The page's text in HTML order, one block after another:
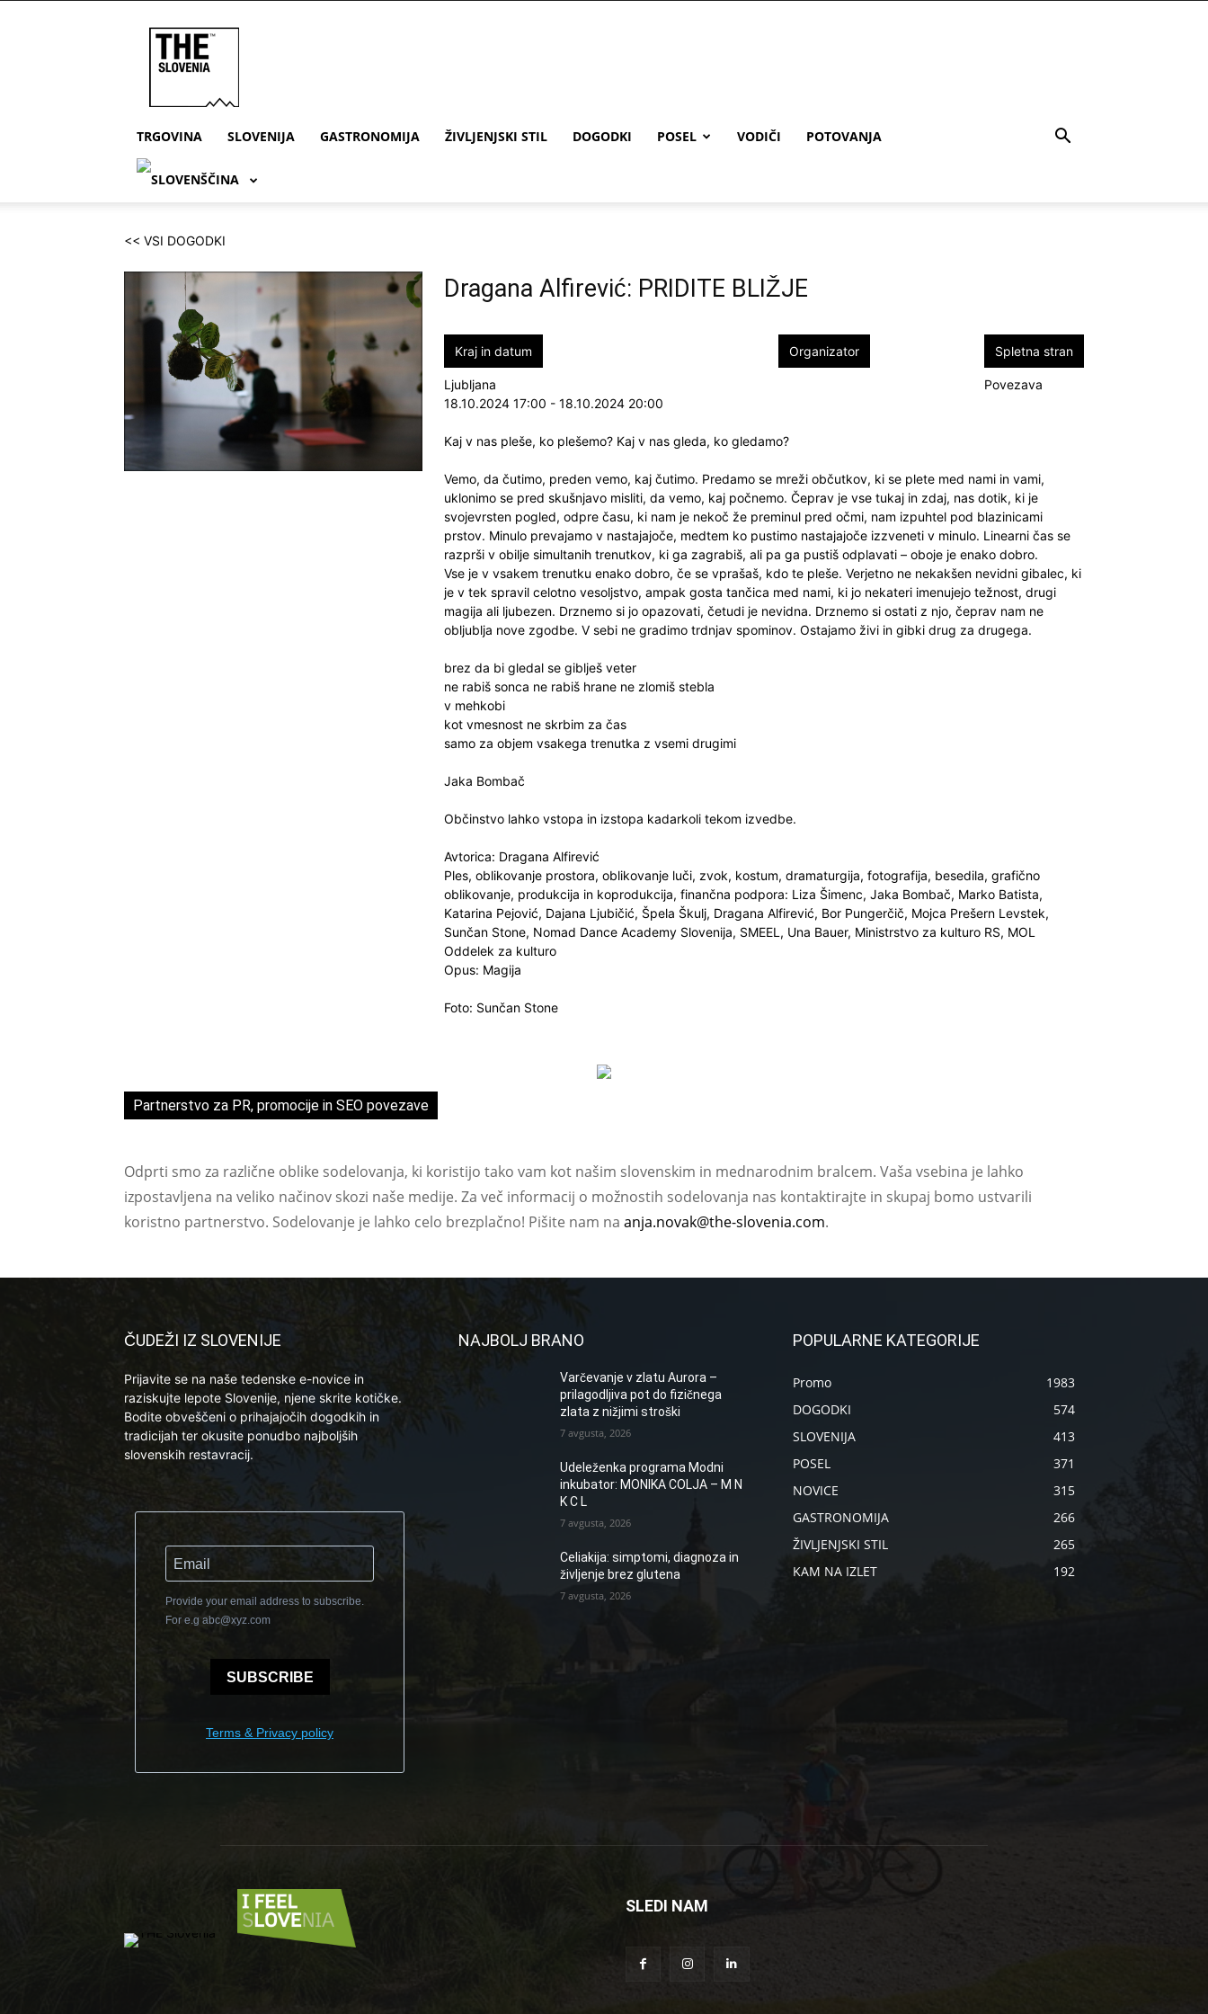
TRGOVINA SLOVENIJA GASTRONOMIJA ŽIVLJENJSKI STIL DOGODKI POSEL VODIČI POTOVANJA
<< VSI DOGODKI
Dragana Alfirević: PRIDITE BLIŽJE
Kraj in datum
Ljubljana
18.10.2024 17:00 - 18.10.2024 20:00
Organizator Spletna stran
Povezava
Kaj v nas pleše, ko plešemo? Kaj v nas gleda, ko gledamo?
Vemo, da čutimo, preden vemo, kaj čutimo. Predamo se mreži občutkov, ki se plete med nami in vami,
uklonimo se pred skušnjavo misliti, da vemo, kaj počnemo. Čeprav je vse tukaj in zdaj, nas dotik, ki je
svojevrsten pogled, odpre času, ki nam je nekoč že preminul pred očmi, nam izpuhtel pod blazinicami
prstov. Minulo prevajamo v nastajajoče, medtem ko pustimo nastajajoče izzveneti v minulo. Linearni čas se
razprši v obilje simultanih trenutkov, ki ga zagrabiš, ali pa ga pustiš odplavati – oboje je enako dobro.
Vse je v vsakem trenutku enako dobro, če se vprašaš, kdo te pleše. Verjetno ne nekakšen nevidni gibalec, ki
je v tek spravil celotno vesoljstvo, ampak gosta tančica med nami, ki jo nekateri imenujejo težnost, drugi
magija ali ljubezen. Drznemo si jo opazovati, četudi je nevidna. Drznemo si ostati z njo, čeprav nam ne
obljublja nove zgodbe. V sebi ne gradimo trdnjav spominov. Ostajamo živi in gibki drug za drugega.
brez da bi gledal se giblješ veter
ne rabiš sonca ne rabiš hrane ne zlomiš stebla
v mehkobi
kot vmesnost ne skrbim za čas
samo za objem vsakega trenutka z vsemi drugimi
Jaka Bombač
Občinstvo lahko vstopa in izstopa kadarkoli tekom izvedbe.
Avtorica: Dragana Alfirević
Ples, oblikovanje prostora, oblikovanje luči, zvok, kostum, dramaturgija, fotografija, besedila, grafično
oblikovanje, produkcija in koprodukcija, finančna podpora: Liza Šimenc, Jaka Bombač, Marko Batista,
Katarina Pejović, Dajana Ljubičić, Špela Škulj, Dragana Alfirević, Bor Pungerčič, Mojca Prešern Levstek,
Sunčan Stone, Nomad Dance Academy Slovenija, SMEEL, Una Bauer, Ministrstvo za kulturo RS, MOL
Oddelek za kulturo
Opus: Magija
Foto: Sunčan Stone
Partnerstvo za PR, promocije in SEO povezave
Odprti smo za različne oblike sodelovanja, ki koristijo tako vam kot našim slovenskim in mednarodnim bralcem. Vaša vsebina je lahko
izpostavljena na veliko načinov skozi naše medije. Za več informacij o možnostih sodelovanja nas kontaktirajte in skupaj bomo ustvarili
koristno partnerstvo. Sodelovanje je lahko celo brezplačno! Pišite nam na anja.novak@the-slovenia.com.
ČUDEŽI IZ SLOVENIJE
Prijavite se na naše tedenske e-novice in
raziskujte lepote Slovenije, njene skrite kotičke.
Bodite obveščeni o prihajajočih dogodkih in
tradicijah ter okusite ponudbo najboljših
slovenskih restavracij.
Provide your email address to subscribe.
For e.g abc@xyz.com
SUBSCRIBE
Terms & Privacy policy
NAJBOLJ BRANO
Varčevanje v zlatu Aurora –
prilagodljiva pot do fizičnega
zlata z nižjimi stroški
7 avgusta, 2026
Udeleženka programa Modni
inkubator: MONIKA COLJA – M N
K C L
7 avgusta, 2026
Celiakija: simptomi, diagnoza in
življenje brez glutena
7 avgusta, 2026
POPULARNE KATEGORIJE
Promo
1983
DOGODKI
574
SLOVENIJA
413
POSEL
371
NOVICE
315
GASTRONOMIJA
266
ŽIVLJENJSKI STIL
265
KAM NA IZLET
192
SLEDI NAM